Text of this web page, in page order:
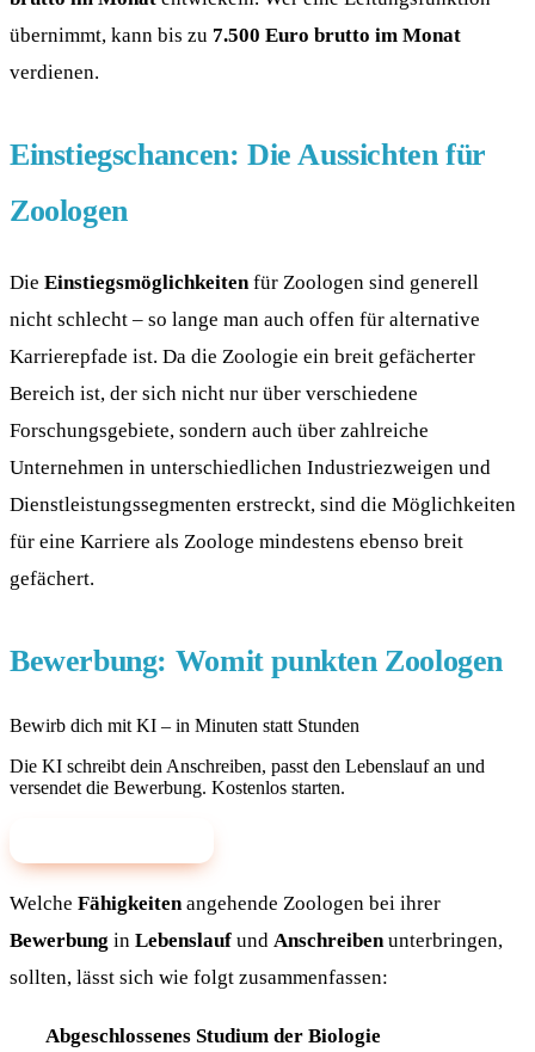
übernimmt, kann bis zu 7.500 Euro brutto im Monat
verdienen.
Einstiegschancen: Die Aussichten für
Zoologen
Die Einstiegsmöglichkeitenfür Zoologen sind generell
nicht schlecht – so lange man auch offen für alternative
Karrierepfade ist. Da die Zoologie ein breit gefächerter
Bereich ist, der sich nicht nur über verschiedene
Forschungsgebiete, sondern auch über zahlreiche
Unternehmen in unterschiedlichen Industriezweigen und
Dienstleistungssegmenten erstreckt, sind die Möglichkeiten
für eine Karriere als Zoologe mindestens ebenso breit
gefächert.
Bewerbung: Womit punkten Zoologen
Bewirb dich mit KI – in Minuten statt Stunden
Die KI schreibt dein Anschreiben, passt den Lebenslauf an und
versendet die Bewerbung. Kostenlos starten.
Welche Fähigkeitenangehende Zoologen bei ihrer
Bewerbung in Lebenslauf und Anschreibenunterbringen,
sollten, lässt sich wie folgt zusammenfassen:
Abgeschlossenes Studium der Biologie